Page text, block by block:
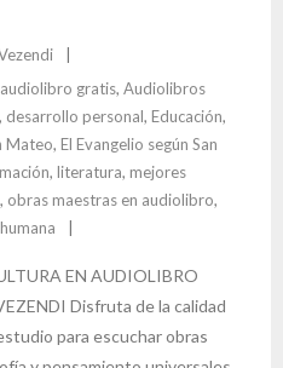
ti
r
audiolibro gratis, Audiolibros
, desarrollo personal, Educación,
Mateo, El Evangelio según San
, literatura, mejores
, obras maestras en audiolibro,
EN AUDIOLIBRO
Disfruta de la calidad
para escuchar obras